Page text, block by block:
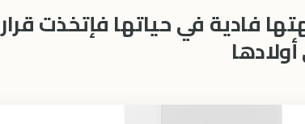
فادية في حياتها فإتخذت قرار